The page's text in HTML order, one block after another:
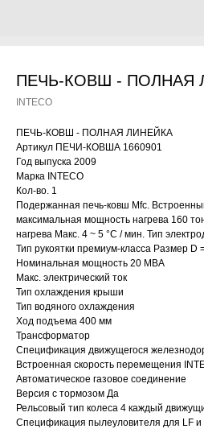
ПЕЧЬ-КОВШ - ПОЛНАЯ
INTECO
ПЕЧЬ-КОВШ - ПОЛНАЯ ЛИНЕЙКА
Артикул ПЕЧИ-КОВША 1660901
Год выпуска 2009
Марка INTECO
Кол-во. 1
Подержанная печь-ковш Mfc.
максимальная мощность нагрева 160
нагрева Макс. 4 ~ 5 °C / мин. Тип
Тип рукоятки премиум-класса Размер
Номинальная мощность 20 МВА
Макс. электрический ток
Тип охлаждения крыши
Тип водяного охлаждения
Ход подъема 400 мм
Трансформатор
Спецификация движущегося
Встроенная скорость перемещения
Автоматическое газовое соединение
Версия с тормозом Да
Рельсовый тип колеса 4 каждый
Спецификация пылеуловителя для LF и